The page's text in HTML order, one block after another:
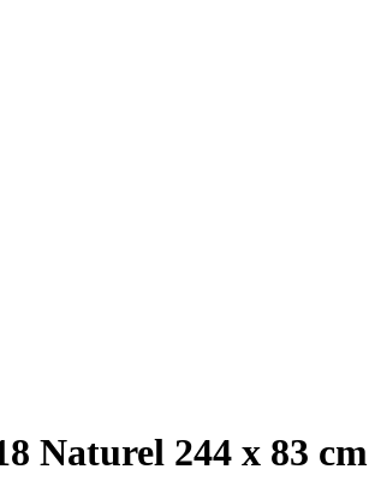
Naturel 244 x 83 cm